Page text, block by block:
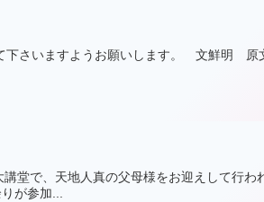
下さいますようお願いします。 文鮮明 原
堂で、天地人真の父母様をお迎えして行わ
が参加...